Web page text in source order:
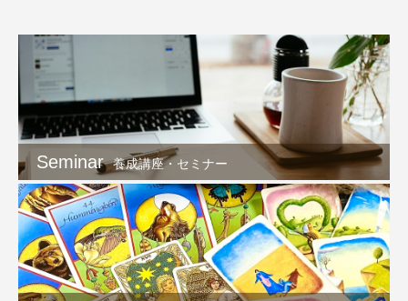
Seminar 養成講座・セミナー